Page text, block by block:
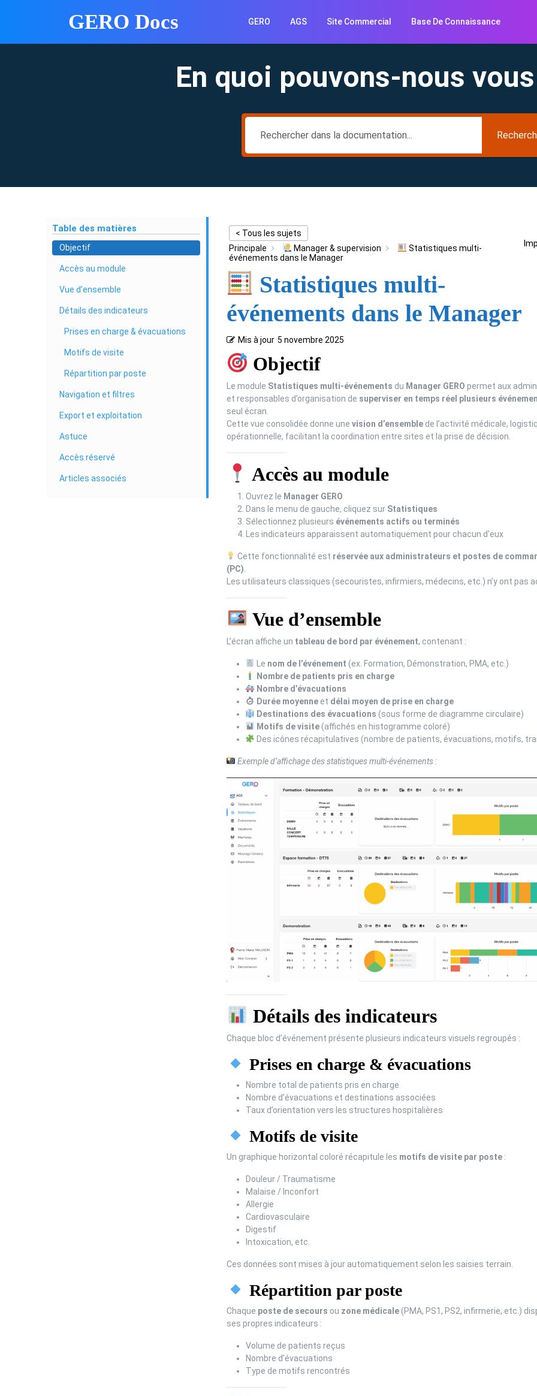
GERO Docs GERO AGS Site Commercial Base De Connaissance
En quoi pouvons-nous
Table des matières
Objectif
Accès au module
Vue d’ensemble
Détails des indicateurs
Prises en charge & évacuations
Motifs de visite
Répartition par poste
Navigation et filtres
Export et exploitation
Astuce
Accès réservé
Articles associés
< Tous les sujets
Principale
Manager & supervision
Statistiques multi-
événements dans le Manager
Statistiques multi-
événements dans le Manager
Mis à jour 5 novembre 2025
Objectif
Le module Statistiques multi-événements du Manager GERO permet aux
et responsables d’organisation de superviser en temps réel plusieurs
seul écran.
Cette vue consolidée donne une vision d’ensemblede l’activité médicale,
opérationnelle, facilitant la coordination entre sites et la prise de décision.
Accès au module
Ouvrez le Manager GERO
Dans le menu de gauche, cliquez sur Statistiques
Sélectionnez plusieurs événements actifs ou terminés
Les indicateurs apparaissent automatiquement pour chacun d’eux
Cette fonctionnalité est réservée aux administrateurs et postes de
(PC)
Les utilisateurs classiques (secouristes, infirmiers, médecins, etc.) n’y ont pas
Vue d’ensemble
L’écran affiche un tableau de bord par événement, contenant :
Le nom de l’événement (ex. Formation, Démonstration, PMA, etc.)
Nombre de patients pris en charge
Nombre d’évacuations
Durée moyenne et délai moyen de prise en charge
Destinations des évacuations (sous forme de diagramme circulaire)
Motifs de visite(affichés en histogramme coloré)
Des icônes récapitulatives (nombre de patients, évacuations, motifs,
Exemple d’affichage des statistiques multi-événements :
Détails des indicateurs
Chaque bloc d’événement présente plusieurs indicateurs visuels regroupés :
Prises en charge & évacuations
Nombre total de patients pris en charge
Nombre d’évacuations et destinations associées
Taux d’orientation vers les structures hospitalières
Motifs de visite
Un graphique horizontal coloré récapitule les motifs de visite par poste:
Douleur / Traumatisme
Malaise / Inconfort
Allergie
Cardiovasculaire
Digestif
Intoxication, etc.
Ces données sont mises à jour automatiquement selon les saisies terrain.
Répartition par poste
Chaque poste de secours ou zone médicale(PMA, PS1, PS2, infirmerie, etc.)
ses propres indicateurs :
Volume de patients reçus
Nombre d’évacuations
Type de motifs rencontrés